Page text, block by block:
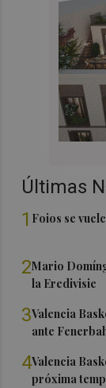
Últimas
1 Foios se
2Mario
la Eredivisie
3Valencia
ante
4Valencia
próxima